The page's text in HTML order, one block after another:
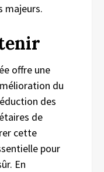
majeurs.
offre une
du
des
de
cette
pour
En